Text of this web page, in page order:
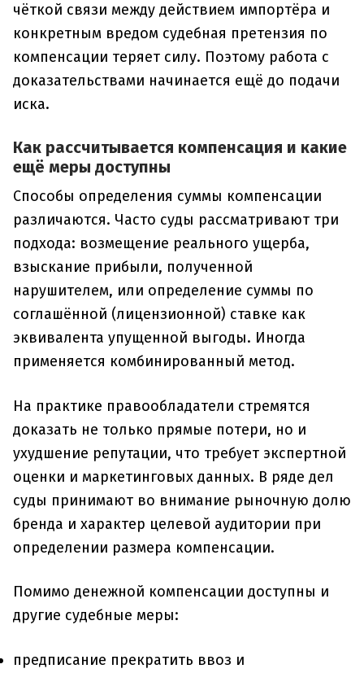
чёткой связи между действием импортёра и
конкретным вредом судебная претензия по
компенсации теряет силу. Поэтому работа с
доказательствами начинается ещё до подачи
иска.
Как рассчитывается компенсация и какие
ещё меры доступны
Способы определения суммы компенсации
различаются. Часто суды рассматривают три
подхода: возмещение реального ущерба,
взыскание прибыли, полученной
нарушителем, или определение суммы по
соглашённой (лицензионной) ставке как
эквивалента упущенной выгоды. Иногда
применяется комбинированный метод.
На практике правообладатели стремятся
доказать не только прямые потери, но и
ухудшение репутации, что требует экспертной
оценки и маркетинговых данных. В ряде дел
суды принимают во внимание рыночную долю
бренда и характер целевой аудитории при
определении размера компенсации.
Помимо денежной компенсации доступны и
другие судебные меры:
предписание прекратить ввоз и